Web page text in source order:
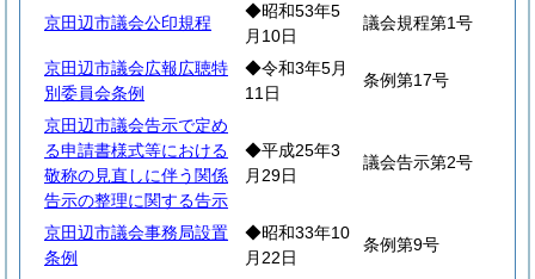
京田辺市議会公印規程
◆昭和53年5
月10日
議会規程第1号
京田辺市議会広報広聴特
別委員会条例
◆令和3年5月
11日
条例第17号
京田辺市議会告示で定め
る申請書様式等における
敬称の見直しに伴う関係
告示の整理に関する告示
◆平成25年3
月29日
議会告示第2号
京田辺市議会事務局設置
条例
◆昭和33年10
月22日
条例第9号